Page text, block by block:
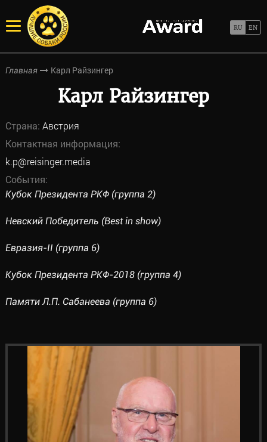
Главная Карл Райзингер
Карл Райзингер
Страна: Австрия
Контактная информация:
k.p@reisinger.media
События:
Кубок Президента РКФ (группа 2)
Невский Победитель (Best in show)
Евразия-II (группа 6)
Кубок Президента РКФ-2018 (группа 4)
Памяти Л.П. Сабанеева (группа 6)